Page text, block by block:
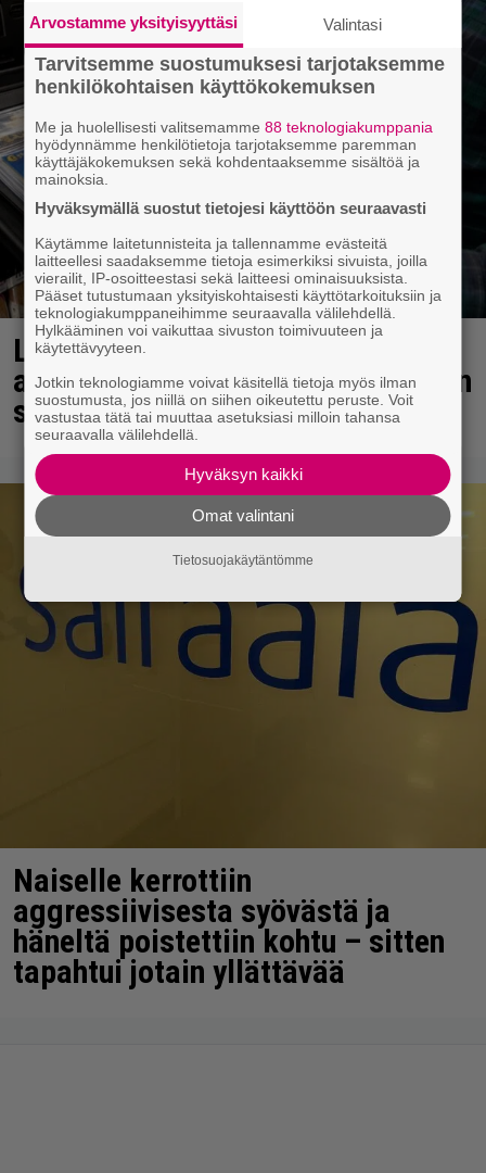
Lapset ostivat isälle lahjaksi
arvan – päävoitto tuli, mutta miten
sitten kävikään
Naiselle kerrottiin
aggressiivisesta syövästä ja
häneltä poistettiin kohtu – sitten
tapahtui jotain yllättävää
Arvostamme yksityisyyttäsi Valintasi
Tarvitsemme suostumuksesi tarjotaksemme
henkilökohtaisen käyttökokemuksen
Me ja huolellisesti valitsemamme88 teknologiakumppania
hyödynnämme henkilötietoja tarjotaksemme paremman
käyttäjäkokemuksen sekä kohdentaaksemme sisältöä ja
mainoksia.
Hyväksymällä suostut tietojesi käyttöön seuraavasti
Käytämme laitetunnisteita ja tallennamme evästeitä
laitteellesi saadaksemme tietoja esimerkiksi sivuista, joilla
vierailit, IP-osoitteestasi sekä laitteesi ominaisuuksista.
Pääset tutustumaan yksityiskohtaisesti käyttötarkoituksiin ja
teknologiakumppaneihimme seuraavalla välilehdellä.
Hylkääminen voi vaikuttaa sivuston toimivuuteen ja
käytettävyyteen.
Jotkin teknologiamme voivat käsitellä tietoja myös ilman
suostumusta, jos niillä on siihen oikeutettu peruste. Voit
vastustaa tätä tai muuttaa asetuksiasi milloin tahansa
seuraavalla välilehdellä.
Hyväksyn kaikki
Omat valintani
Tietosuojakäytäntömme